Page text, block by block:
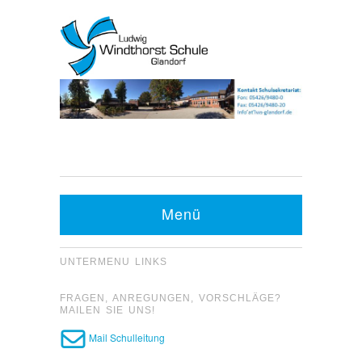
Fax: 05426 9480-20
Menü
UNTERMENU LINKS
FRAGEN, ANREGUNGEN, VORSCHLÄGE?
MAILEN SIE UNS!
Mail Schulleitung